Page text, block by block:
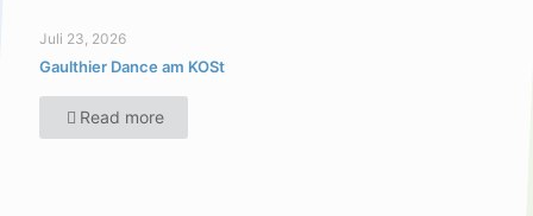
Juli 23, 2026
Gaulthier Dance am KOSt
Read more